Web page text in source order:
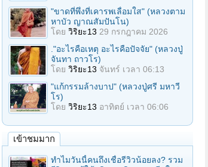
"ขาดที่พึ่งที่เคารพเลื่อมใส" (หลวงตาม
หาบัว ญาณสัมปันโน)
โดย วิริยะ13 29 กรกฎาคม 2026
."อะไรคือเหตุ อะไรคือปัจจัย" (หลวงปู่
จันทา ถาวโร)
โดย วิริยะ13 จันทร์ เวลา 06:13
"แก้กรรมล้างบาป" (หลวงปู่ศรี มหาวี
โร)
โดย วิริยะ13 อาทิตย์ เวลา 06:06
เข้าชมมาก
ทำไมวันนี้คนถึงเชื่อรีวิวน้อยลง? รวม